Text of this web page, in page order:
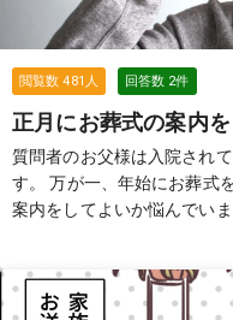
閲覧数481 人 回答数 2件
正月にお葬式の案内
質問者のお父様は入院され
す。 万が一、年始にお葬式
案内をしてよいか悩んでいま